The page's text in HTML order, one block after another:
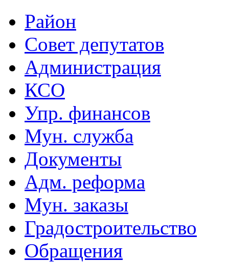
Район
Совет депутатов
Администрация
КСО
Упр. финансов
Мун. служба
Документы
Адм. реформа
Мун. заказы
Градостроительство
Обращения